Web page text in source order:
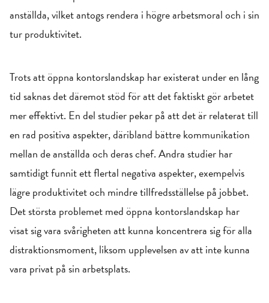
anställda, vilket antogs rendera i högre arbetsmoral och i sin
tur produktivitet.
Trots att öppna kontorslandskap har existerat under en lång
tid saknas det däremot stöd för att det faktiskt gör arbetet
mer effektivt. En del studier pekar på att det är relaterat till
en rad positiva aspekter, däribland bättre kommunikation
mellan de anställda och deras chef. Andra studier har
samtidigt funnit ett flertal negativa aspekter, exempelvis
lägre produktivitet och mindre tillfredsställelse på jobbet.
Det största problemet med öppna kontorslandskap har
visat sig vara svårigheten att kunna koncentrera sig för alla
distraktionsmoment, liksom upplevelsen av att inte kunna
vara privat på sin arbetsplats.